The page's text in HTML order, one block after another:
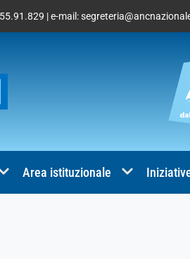
| e-mail:
Area istituzionale